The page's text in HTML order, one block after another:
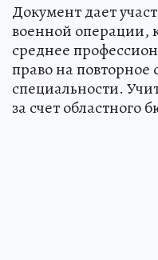
Документ дает
военной операции,
среднее
право на повторное
специальности.
за счет областного